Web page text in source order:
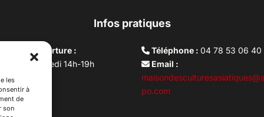
les
à
de
son
Infos pratiques
d’ouverture :
au vendredi 14h-19h
10h –17h
lundi
Téléphone :04 78 53 06 40
Email :
po.com